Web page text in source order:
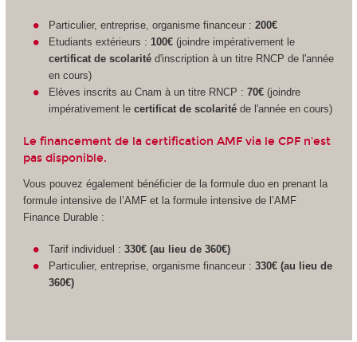
Particulier, entreprise, organisme financeur :200€
Etudiants extérieurs :100€(joindre impérativement le
certificat de scolarité d'inscription à un titre RNCP de l'année
en cours)
Elèves inscrits au Cnam à un titre RNCP :70€(joindre
impérativement lecertificat de scolarité de l'année en cours)
Le financement de la certification AMF via le CPF n'est
pas disponible.
Vous pouvez également bénéficier de la formule duo en prenant la
formule intensive de l’AMF et la formule intensive de l’AMF
Finance Durable :
Tarif individuel :330€ (au lieu de 360€)
Particulier, entreprise, organisme financeur :330€ (au lieu de
360€)